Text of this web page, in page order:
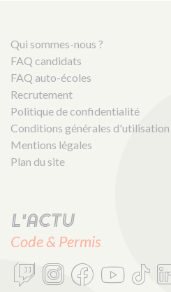
Qui sommes-nous ?
FAQ candidats
FAQ auto-écoles
Recrutement
Politique de confidentialité
Conditions générales d'utilisation
Mentions légales
Plan du site
L'actu
Code & Permis